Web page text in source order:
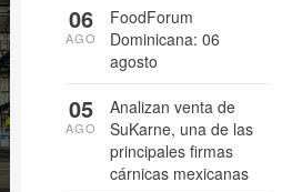
FoodForum
Dominicana: 06
agosto
06
AGO
Analizan venta de
SuKarne, una de las
principales firmas
cárnicas mexicanas
05
AGO